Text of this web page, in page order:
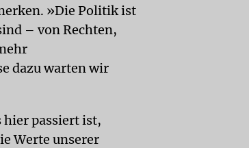
»Die Politik ist
– von Rechten,
dazu warten wir
hier passiert ist,
Werte unserer